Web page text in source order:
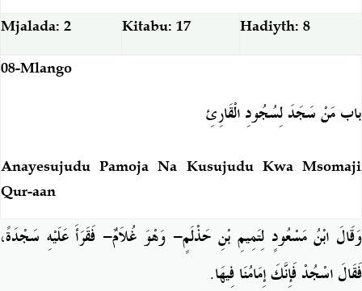
Mjalada: 2 Kitabu: 17 Hadiyth: 8
08-Mlango
باب مَنْ سَجَدَ لِسُجُودِ الْقَارِئِ
Anayesujudu Pamoja Na Kusujudu Kwa Msomaji
Qur-aan
وَقَالَ ابْنُ مَسْعُودٍ لِتَمِيمِ بْنِ حَذْلَمٍ- وَهْوَ غُلاَمٌ- فَقَرَأَ عَلَيْهِ سَجْدَةً،
فَقَالَ اسْجُدْ فَإِنَّكَ إِمَامُنَا فِيهَا.